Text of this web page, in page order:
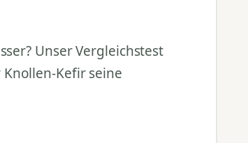
Unser Vergleichstest
Kefir seine